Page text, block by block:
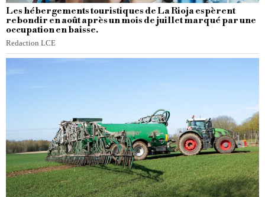
Les hébergements touristiques de La Rioja espèrent
rebondir en août après un mois de juillet marqué par une
occupation en baisse.
Redaction LCE